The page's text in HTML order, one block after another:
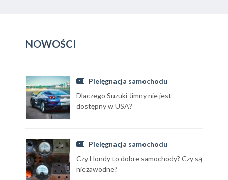
NOWOŚCI
Pielęgnacja samochodu
Dlaczego Suzuki Jimny nie jest
dostępny w USA?
Pielęgnacja samochodu
Czy Hondy to dobre samochody? Czy są
niezawodne?